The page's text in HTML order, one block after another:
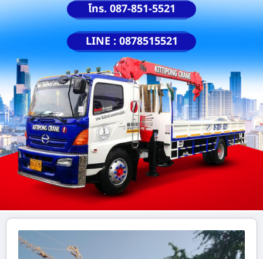
โทร. 087-851-5521
LINE : 0878515521